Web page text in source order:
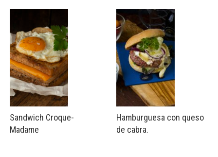
Sandwich Croque-
Madame
Hamburguesa con queso
de cabra.